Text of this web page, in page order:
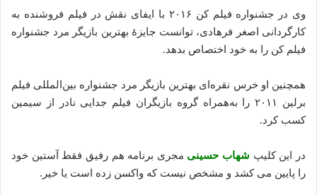
وی در جشنواره فیلم کن ۲۰۱۶ با ایفای نقش در فیلم فروشنده به
کارگردانی اصغر فرهادی، توانست جایزهٔ بهترین بازیگر مرد جشنواره
فیلم کن را به خود اختصاص بدهد.
همچنین او خرس نقره‌ای بهترین بازیگر مرد جشنواره بین‌المللی فیلم
برلین ۲۰۱۱ را به‌همراه گروه بازیگران فیلم جدایی نادر از سیمین
کسب کرد.
در این کلیپ شهاب حسینی مجری برنامه هم رفیق فقط آستین خود
را پایین می کشد و مشخص نیست که واکسن زده است یا خیر.